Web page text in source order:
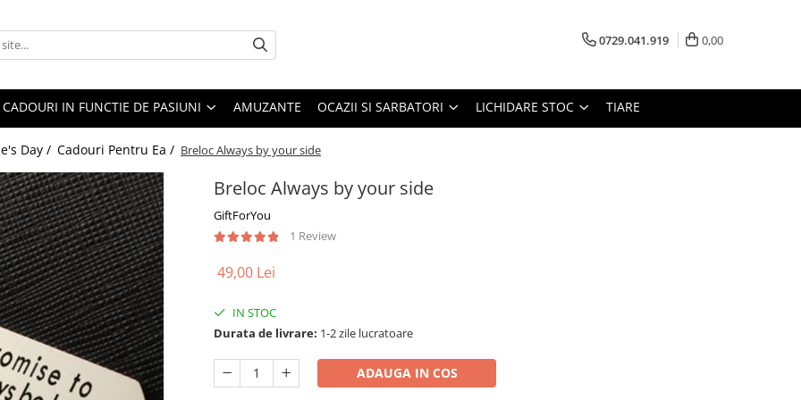
0729.041.919 0,00
CADOURI IN FUNCTIE DE PASIUNI AMUZANTE OCAZII SI SARBATORI LICHIDARE STOC TIARE
Day / Cadouri Pentru Ea / Breloc Always by your side
Breloc Always by your side
GiftForYou
1 Review
49,00 Lei
IN STOC
Durata de livrare: 1-2 zile lucratoare
ADAUGA IN COS